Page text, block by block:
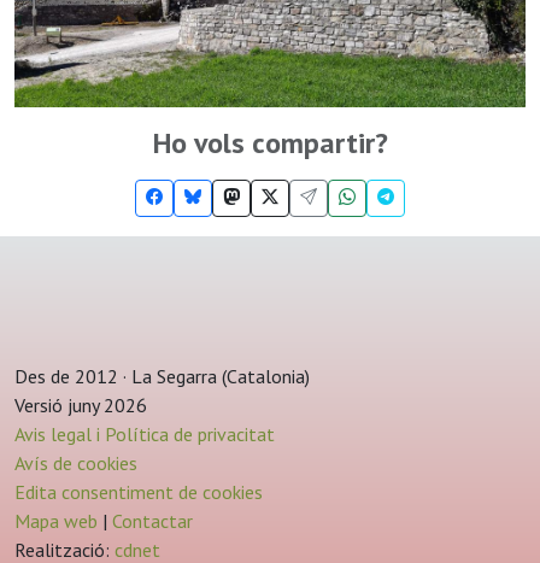
Ho vols compartir?
Des de 2012 · La Segarra (Catalonia)
Versió juny 2026
Avis legal i Política de privacitat
Avís de cookies
Edita consentiment de cookies
Mapa web | Contactar
Realització: cdnet